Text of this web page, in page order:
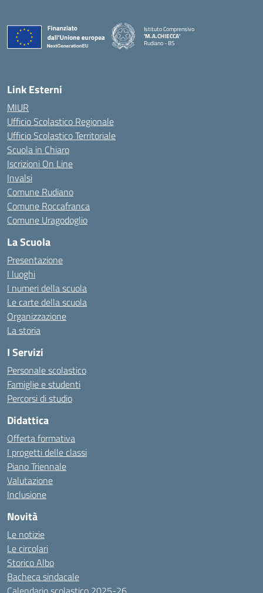
Istituto Comprensivo
'M.A.CHIECCA'
Rudiano - BS
Link Esterni
MIUR
Ufficio Scolastico Regionale
Ufficio Scolastico Territoriale
Scuola in Chiaro
Iscrizioni On Line
Invalsi
Comune Rudiano
Comune Roccafranca
Comune Uragodoglio
La Scuola
Presentazione
I luoghi
I numeri della scuola
Le carte della scuola
Organizzazione
La storia
I Servizi
Personale scolastico
Famiglie e studenti
Percorsi di studio
Didattica
Offerta formativa
I progetti delle classi
Piano Triennale
Valutazione
Inclusione
Novità
Le notizie
Le circolari
Storico Albo
Bacheca sindacale